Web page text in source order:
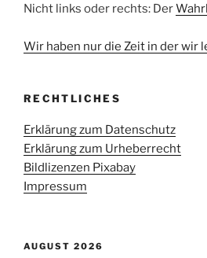
Nicht links oder rechts: Der
Wir haben nur die Zeit in der wir
RECHTLICHES
Erklärung zum Datenschutz
Erklärung zum Urheberrecht
Bildlizenzen Pixabay
Impressum
AUGUST 2026